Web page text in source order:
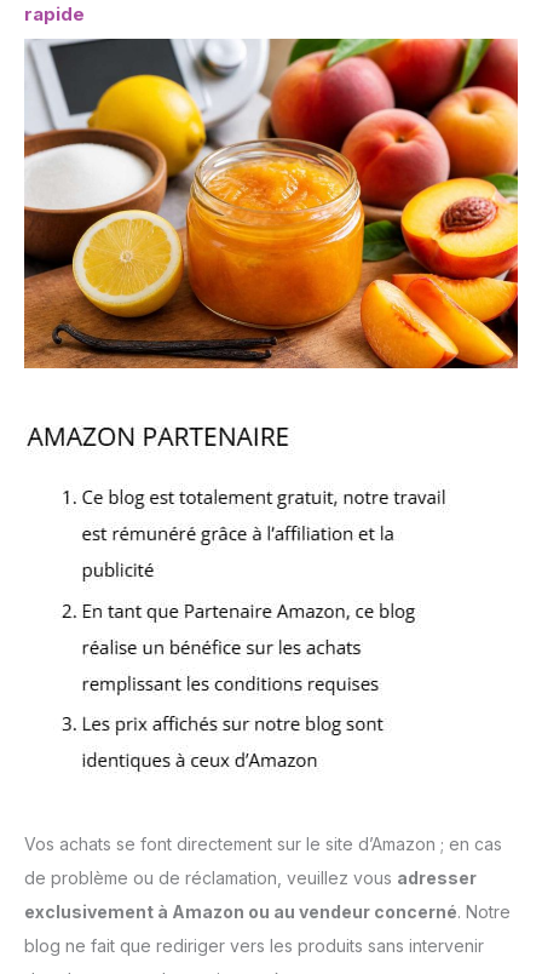
rapide
Vos achats se font directement sur le site d’Amazon ; en cas
de problème ou de réclamation, veuillez vous adresser
exclusivement à Amazon ou au vendeur concerné. Notre
blog ne fait que rediriger vers les produits sans intervenir